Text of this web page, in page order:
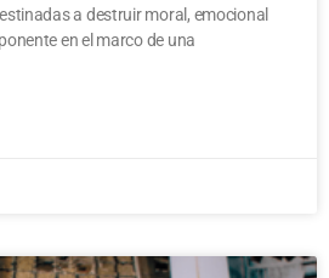
a destruir moral, emocional
en el marco de una